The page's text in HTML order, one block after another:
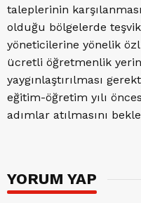
taleplerinin
olduğu bölgelerde
yöneticilerine yönelik
ücretli öğretmenlik
yaygınlaştırılması
eğitim-öğretim yılı
adımlar atılmasını
YORUM YAP